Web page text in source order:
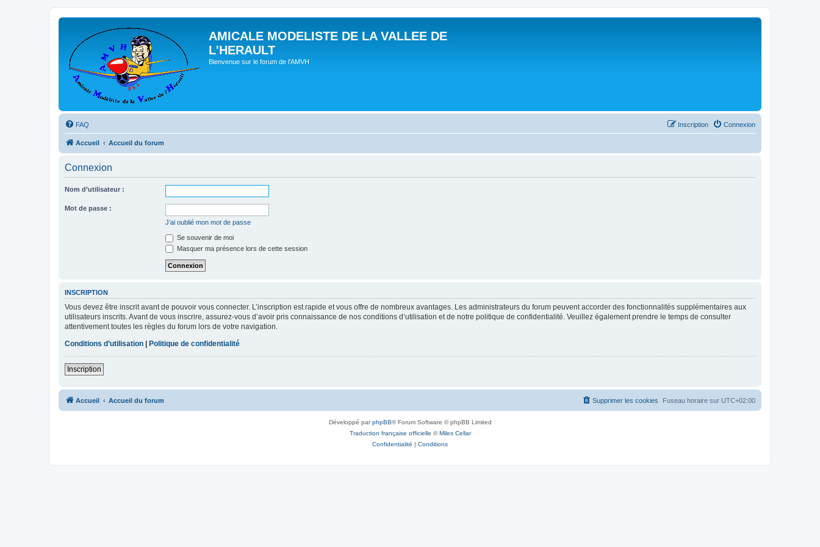
AMICALE MODELISTE DE LA VALLEE DE
L'HERAULT
Bienvenue sur le forum de l'AMVH
FAQ Connexion
Inscription
Accueil Accueil du forum
Connexion
Nom d’utilisateur :
Mot de passe :
J’ai oublié mon mot de passe
Se souvenir de moi
Masquer ma présence lors de cette session
INSCRIPTION
Vous devez être inscrit avant de pouvoir vous connecter. L’inscription est rapide et vous offre de nombreux avantages. Les administrateurs du forum peuvent accorder des fonctionnalités supplémentaires aux
utilisateurs inscrits. Avant de vous inscrire, assurez-vous d’avoir pris connaissance de nos conditions d’utilisation et de notre politique de confidentialité. Veuillez également prendre le temps de consulter
attentivement toutes les règles du forum lors de votre navigation.
Conditions d’utilisation | Politique de confidentialité
Inscription
Accueil Accueil du forum Fuseau horaire sur UTC+02:00
Supprimer les cookies
Développé parphpBB® Forum Software © phpBB Limited
Traduction française officielle ©Miles Cellar
Confidentialité | Conditions